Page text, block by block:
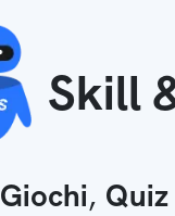
Skill
Giochi, Quiz